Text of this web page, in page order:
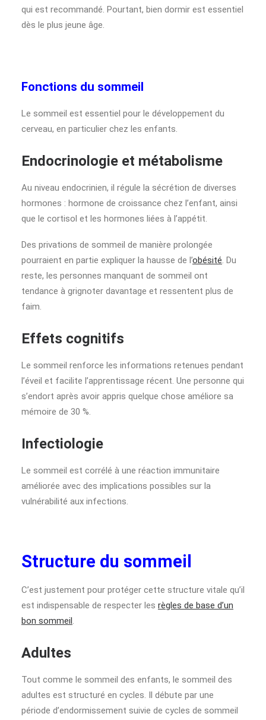
qui est recommandé. Pourtant, bien dormir est essentiel
dès le plus jeune âge.
Fonctions du sommeil
Le sommeil est essentiel pour le développement du
cerveau, en particulier chez les enfants.
Endocrinologie et métabolisme
Au niveau endocrinien, il régule la sécrétion de diverses
hormones : hormone de croissance chez l’enfant, ainsi
que le cortisol et les hormones liées à l’appétit.
Des privations de sommeil de manière prolongée
pourraient en partie expliquer la hausse de l’obésité. Du
reste, les personnes manquant de sommeil ont
tendance à grignoter davantage et ressentent plus de
faim.
Effets cognitifs
Le sommeil renforce les informations retenues pendant
l’éveil et facilite l’apprentissage récent. Une personne qui
s’endort après avoir appris quelque chose améliore sa
mémoire de 30 %.
Infectiologie
Le sommeil est corrélé à une réaction immunitaire
améliorée avec des implications possibles sur la
vulnérabilité aux infections.
Structure du sommeil
C’est justement pour protéger cette structure vitale qu’il
est indispensable de respecter les règles de base d’un
bon sommeil.
Adultes
Tout comme le sommeil des enfants, le sommeil des
adultes est structuré en cycles. Il débute par une
période d’endormissement suivie de cycles de sommeil